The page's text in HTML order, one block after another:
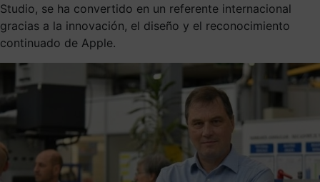
Studio, se ha convertido en un referente internacional
gracias a la innovación, el diseño y el reconocimiento
continuado de Apple.